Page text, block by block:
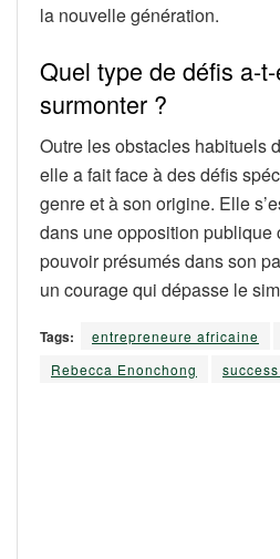
la nouvelle génération.
Quel type de défis a-
surmonter ?
Outre les obstacles habituels
elle a fait face à des défis
genre et à son origine. Elle
dans une opposition publique
pouvoir présumés dans son
un courage qui dépasse le
Tags: entrepreneure africaine
Rebecca Enonchong